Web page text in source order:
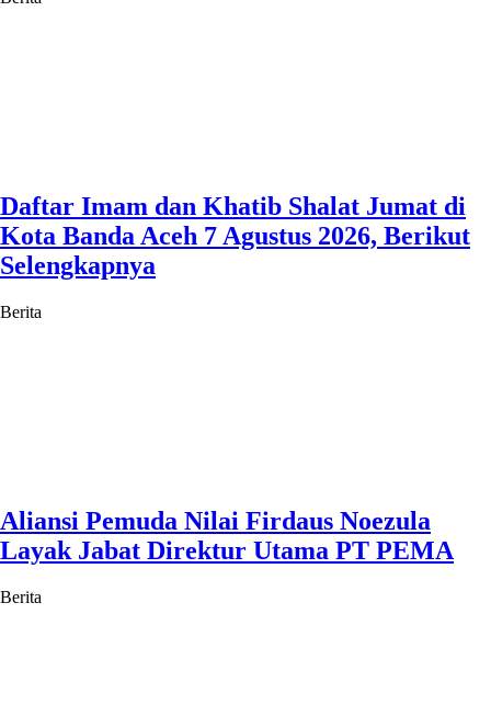
Daftar Imam dan Khatib Shalat Jumat di
Kota Banda Aceh 7 Agustus 2026, Berikut
Selengkapnya
Berita
Aliansi Pemuda Nilai Firdaus Noezula
Layak Jabat Direktur Utama PT PEMA
Berita